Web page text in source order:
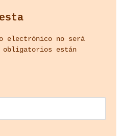
electrónico no será
obligatorios están